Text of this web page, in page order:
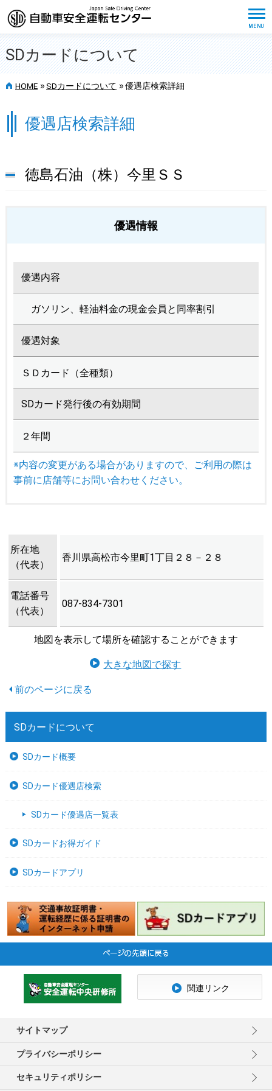
SDカードについて
HOME >> SDカードについて >> 優遇店検索詳細
優遇店検索詳細
徳島石油（株）今里ＳＳ
優遇情報
優遇内容
ガソリン、軽油料金の現金会員と同率割引
優遇対象
ＳＤカード（全種類）
SDカード発行後の有効期間
２年間
※内容の変更がある場合がありますので、ご利用の際は
事前に店舗等にお問い合わせください。
所在地
（代表）
香川県高松市今里町1丁目２８－２８
電話番号
（代表）
087-834-7301
地図を表示して場所を確認することができます
大きな地図で探す
SDカードについて
SDカード概要
SDカード優遇店検索
SDカード優遇店一覧表
SDカードお得ガイド
SDカードアプリ
サイトマップ
プライバシーポリシー
セキュリティポリシー
関連リンク